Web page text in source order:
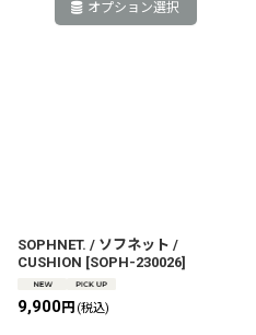
オプション選択
SOPHNET. / ソフネット /
CUSHION [SOPH-230026]
9,900円 (税込)